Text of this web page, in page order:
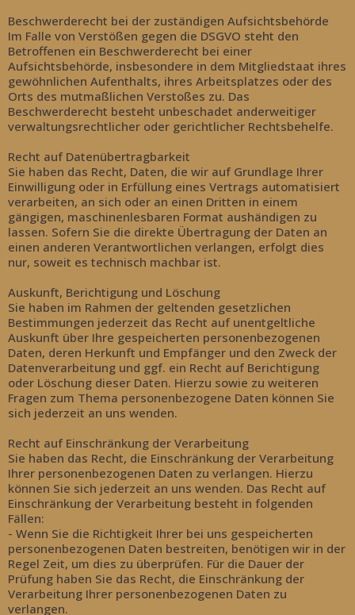
Beschwerderecht bei der zuständigen Aufsichtsbehörde
Im Falle von Verstößen gegen die DSGVO steht den
Betroffenen ein Beschwerderecht bei einer
Aufsichtsbehörde, insbesondere in dem Mitgliedstaat ihres
gewöhnlichen Aufenthalts, ihres Arbeitsplatzes oder des
Orts des mutmaßlichen Verstoßes zu. Das
Beschwerderecht besteht unbeschadet anderweitiger
verwaltungsrechtlicher oder gerichtlicher Rechtsbehelfe.
Recht auf Datenübertragbarkeit
Sie haben das Recht, Daten, die wir auf Grundlage Ihrer
Einwilligung oder in Erfüllung eines Vertrags automatisiert
verarbeiten, an sich oder an einen Dritten in einem
gängigen, maschinenlesbaren Format aushändigen zu
lassen. Sofern Sie die direkte Übertragung der Daten an
einen anderen Verantwortlichen verlangen, erfolgt dies
nur, soweit es technisch machbar ist.
Auskunft, Berichtigung und Löschung
Sie haben im Rahmen der geltenden gesetzlichen
Bestimmungen jederzeit das Recht auf unentgeltliche
Auskunft über Ihre gespeicherten personenbezogenen
Daten, deren Herkunft und Empfänger und den Zweck der
Datenverarbeitung und ggf. ein Recht auf Berichtigung
oder Löschung dieser Daten. Hierzu sowie zu weiteren
Fragen zum Thema personenbezogene Daten können Sie
sich jederzeit an uns wenden.
Recht auf Einschränkung der Verarbeitung
Sie haben das Recht, die Einschränkung der Verarbeitung
Ihrer personenbezogenen Daten zu verlangen. Hierzu
können Sie sich jederzeit an uns wenden. Das Recht auf
Einschränkung der Verarbeitung besteht in folgenden
Fällen:
- Wenn Sie die Richtigkeit Ihrer bei uns gespeicherten
personenbezogenen Daten bestreiten, benötigen wir in der
Regel Zeit, um dies zu überprüfen. Für die Dauer der
Prüfung haben Sie das Recht, die Einschränkung der
Verarbeitung Ihrer personenbezogenen Daten zu
verlangen.